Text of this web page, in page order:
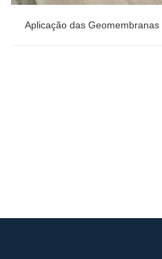
Aplicação das Geomembranas